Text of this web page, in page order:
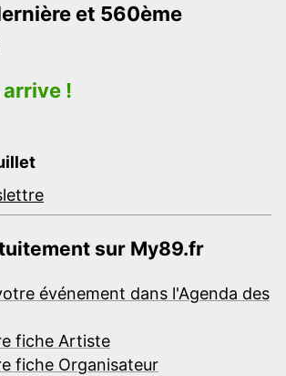
et 560ème
!
sur My89.fr
événement dans l'Agenda des
fiche Artiste
fiche Organisateur